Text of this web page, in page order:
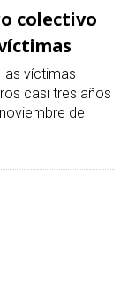
colectivo
víctimas
casi tres años
de